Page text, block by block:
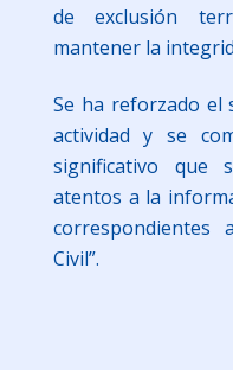
de exclusión
mantener la
Se ha reforzado el
actividad y se
significativo que
atentos a la
correspondientes
Civil”.